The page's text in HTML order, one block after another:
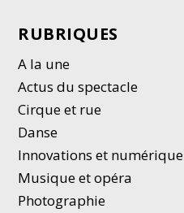
RUBRIQUES
A la une
Actus du spectacle
Cirque et rue
Danse
Innovations et numérique
Musique et opéra
Photographie